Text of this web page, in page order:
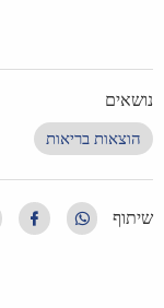
נושאים
הוצאות בריאות
שיתוף